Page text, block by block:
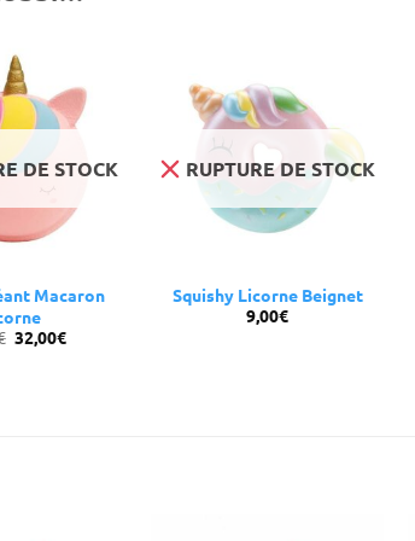
DE STOCK
Macaron
Le
prix
32,00€Le
RUPTURE DE STOCK
Squishy Licorne Beignet
9,00€